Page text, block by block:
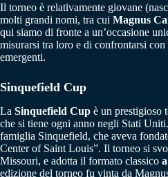
Il torneo è relativamente giovane
molti grandi nomi, tra cui Magnus
qui siamo di fronte a un’occasione
misurarsi tra loro e di confrontarsi
emergenti.
Sinquefield Cup
La Sinquefield Cup è un prestigioso
che si tiene ogni anno negli Stati
famiglia Sinquefield, che aveva
Center of Saint Louis”. Il torneo si
Missouri, e adotta il formato classico
edizione del torneo fu vinta da